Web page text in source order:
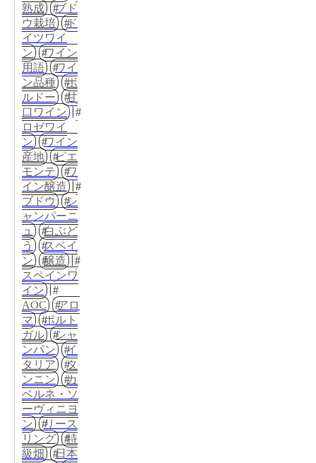
熟成
ブド
ウ栽培
ド
イツワイ
ン
ワイン
用語
ワイ
ン品種
ボ
ルドー
甘
口ワイン
ロゼワイ
ン
ワイン
産地
ピエ
モンテ
ワ
イン醸造
ブドウ
シ
ャンパーニ
ュ
白ぶど
う
スペイ
ン
醸造
スペインワ
イン
AOC
アロ
マ
ポルト
ガル
シャ
ンパン
イ
タリア
タ
ンニン
カ
ベルネ・ソ
ーヴィニヨ
ン
リース
リング
特
級畑
日本